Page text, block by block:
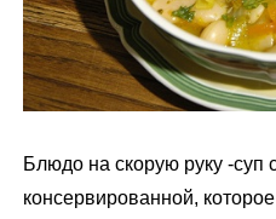
Блюдо на скорую руку -суп
консервированной,